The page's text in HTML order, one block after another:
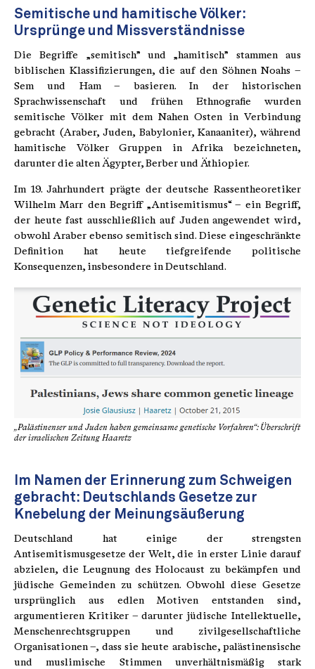
Semitische und hamitische Völker:
Ursprünge und Missverständnisse
Die Begriffe „semitisch” und „hamitisch” stammen aus
biblischen Klassifizierungen, die auf den Söhnen Noahs –
Sem und Ham – basieren. In der historischen
Sprachwissenschaft und frühen Ethnografie wurden
semitische Völker mit dem Nahen Osten in Verbindung
gebracht (Araber, Juden, Babylonier, Kanaaniter), während
hamitische Völker Gruppen in Afrika bezeichneten,
darunter die alten Ägypter, Berber und Äthiopier.
Im 19. Jahrhundert prägte der deutsche Rassentheoretiker
Wilhelm Marr den Begriff „Antisemitismus“ – ein Begriff,
der heute fast ausschließlich auf Juden angewendet wird,
obwohl Araber ebenso semitisch sind. Diese eingeschränkte
Definition hat heute tiefgreifende politische
Konsequenzen, insbesondere in Deutschland.
„Palästinenser und Juden haben gemeinsame genetische Vorfahren“: Überschrift
der israelischen Zeitung Haaretz
Im Namen der Erinnerung zum Schweigen
gebracht: Deutschlands Gesetze zur
Knebelung der Meinungsäußerung
Deutschland hat einige der strengsten
Antisemitismusgesetze der Welt, die in erster Linie darauf
abzielen, die Leugnung des Holocaust zu bekämpfen und
jüdische Gemeinden zu schützen. Obwohl diese Gesetze
ursprünglich aus edlen Motiven entstanden sind,
argumentieren Kritiker – darunter jüdische Intellektuelle,
Menschenrechtsgruppen und zivilgesellschaftliche
Organisationen –, dass sie heute arabische, palästinensische
und muslimische Stimmen unverhältnismäßig stark